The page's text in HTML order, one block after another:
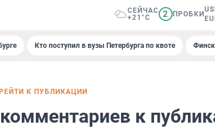
СЕЙЧАС
+21°C
2 ПРОБКИ
Кто поступил в вузы Петербурга по квоте
К ПУБЛИКАЦИИ
к